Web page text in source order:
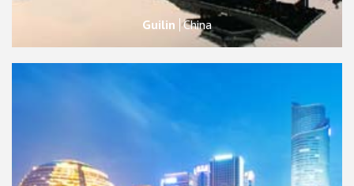
Guilin China